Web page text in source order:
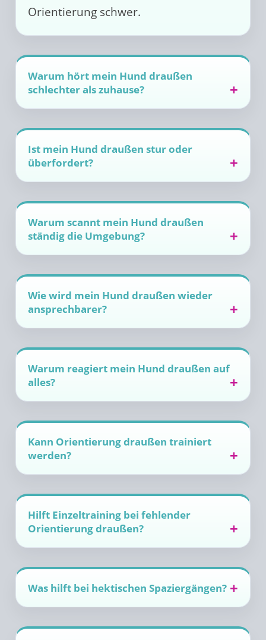
Orientierung schwer.
Warum hört mein Hund draußen
schlechter als zuhause?
Ist mein Hund draußen stur oder
überfordert?
Warum scannt mein Hund draußen
ständig die Umgebung?
Wie wird mein Hund draußen wieder
ansprechbarer?
Warum reagiert mein Hund draußen auf
alles?
Kann Orientierung draußen trainiert
werden?
Hilft Einzeltraining bei fehlender
Orientierung draußen?
Was hilft bei hektischen Spaziergängen?